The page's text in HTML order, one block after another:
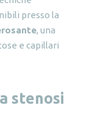
presso la
, una
e capillari
stenosi